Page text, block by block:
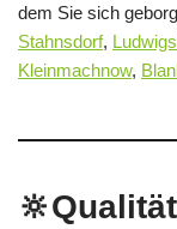
dem Sie sich
Stahnsdorf,
Kleinmachnow,